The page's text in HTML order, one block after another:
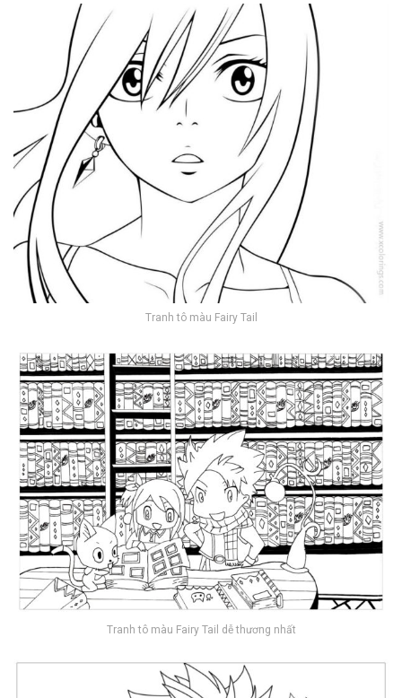
Tranh tô màu Fairy Tail
Tranh tô màu Fairy Tail dễ thương nhất